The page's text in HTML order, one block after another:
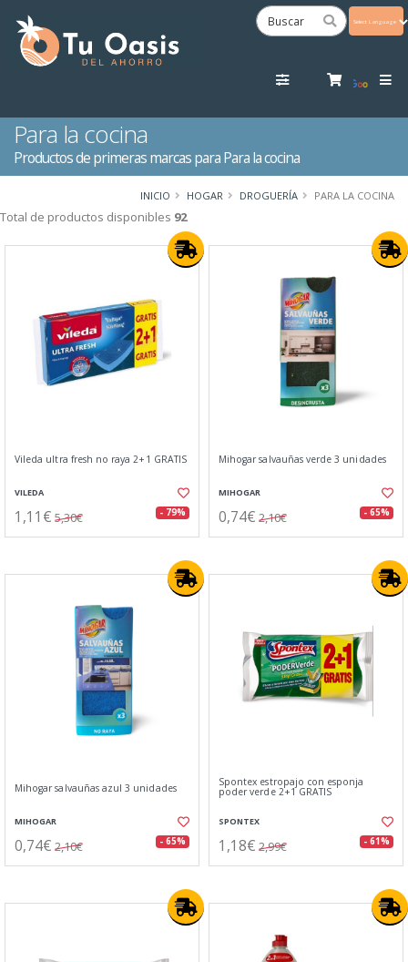
Para la cocina
Productos de primeras marcas para Para la cocina
INICIO HOGAR DROGUERÍA PARA LA COCINA
Total de productos disponibles 92
Vileda ultra fresh no raya 2+1 GRATIS
VILEDA
1,11€ 5,30€ - 79%
Mihogar salvauñas verde 3 unidades
MIHOGAR
0,74€ 2,10€ - 65%
Mihogar salvauñas azul 3 unidades
MIHOGAR
0,74€ 2,10€ - 65%
Spontex estropajo con esponja
poder verde 2+1 GRATIS
SPONTEX
1,18€ 2,99€ - 61%